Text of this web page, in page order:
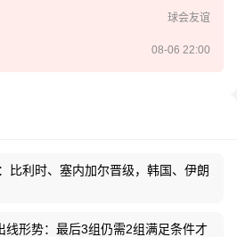
球会友谊
08-06 22:00
比利时、塞内加尔晋级，韩国、伊朗
线形势：最后3组仍需2组满足条件才